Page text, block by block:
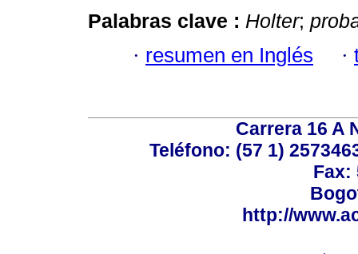
Palabras clave : Holter;
· resumen en Inglés ·
Carrera 16 A
Teléfono: (57 1)
Fax:
http://